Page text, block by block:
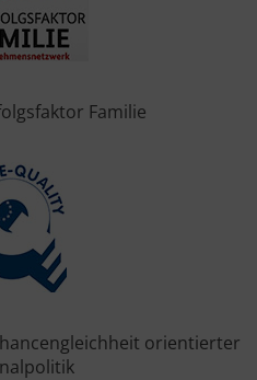
Familie
orientierter